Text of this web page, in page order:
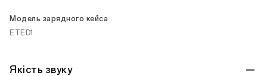
Модель зарядного кейса
ETED1
Якість звуку